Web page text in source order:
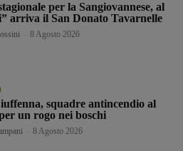
per la Sangiovannese, al
arriva il San Donato Tavarnelle
8 Agosto 2026
squadre antincendio al
un rogo nei boschi
8 Agosto 2026